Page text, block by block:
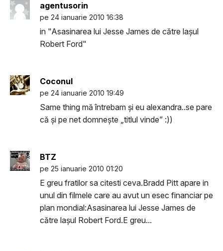
agentusorin
pe 24 ianuarie 2010 16:38
in "Asasinarea lui Jesse James de către laşul
Robert Ford"
Coconul
pe 24 ianuarie 2010 19:49
Same thing mă întrebam şi eu alexandra..se pare
că şi pe net domneşte „titlul vinde” :))
BTZ
pe 25 ianuarie 2010 01:20
E greu fratilor sa citesti ceva.Bradd Pitt apare in
unul din filmele care au avut un esec financiar pe
plan mondial:Asasinarea lui Jesse James de
către laşul Robert Ford.E greu...